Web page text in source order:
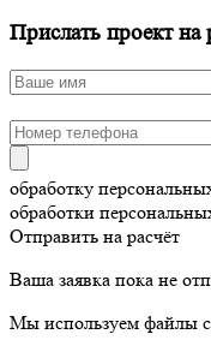
Прислать проект на
обработку
обработки
Отправить на расчёт
Ваша заявка пока не
Мы используем файлы